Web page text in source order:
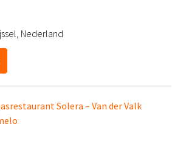
, Nederland
Solera – Van der Valk